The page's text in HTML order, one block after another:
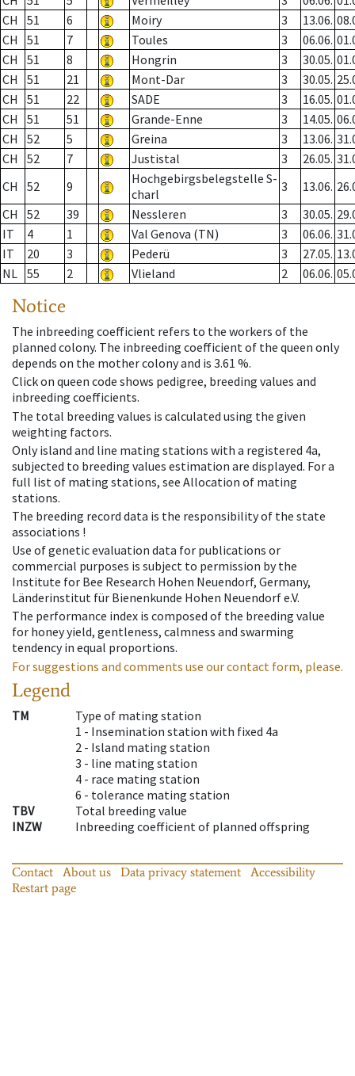
CH
51 6 Moiry 3 13.06.
CH
51 7 Toules 3 06.06.
CH
51 8 Hongrin 3 30.05.
CH
51 21 Mont-Dar 3 30.05.
CH
51 22 SADE 3 16.05.
CH
51 51 Grande-Enne 3 14.05.
CH
52 5 Greina 3 13.06.
CH
52 7 Justistal 3 26.05.
CH
52 9
Hochgebirgsbelegstelle S-
charl
3 13.06.
CH
52 39 Nessleren 3 30.05.
IT
4 1 Val Genova (TN) 3 06.06.
IT
20 3 Pederü 3 27.05.
NL 55 2 Vlieland 2 06.06.
Notice
The inbreeding coefficient refers to the workers of the
planned colony. The inbreeding coefficient of the queen only
depends on the mother colony and is 3.61 %.
Click on queen code shows pedigree, breeding values and
inbreeding coefficients.
The total breeding values is calculated using the given
weighting factors.
Only island and line mating stations with a registered 4a,
subjected to breeding values estimation are displayed. For a
full list of mating stations, see Allocation of mating
stations.
The breeding record data is the responsibility of the state
associations !
Use of genetic evaluation data for publications or
commercial purposes is subject to permission by the
Institute for Bee Research Hohen Neuendorf, Germany,
Länderinstitut für Bienenkunde Hohen Neuendorf e.V.
The performance index is composed of the breeding value
for honey yield, gentleness, calmness and swarming
tendency in equal proportions.
For suggestions and comments use our contact form, please.
Legend
TM
Type of mating station
1 - Insemination station with fixed 4a
2 - Island mating station
3 - line mating station
4 - race mating station
6 - tolerance mating station
TBV
Total breeding value
INZW
Inbreeding coefficient of planned offspring
Contact About us Data privacy statement
Accessibility
Restart page